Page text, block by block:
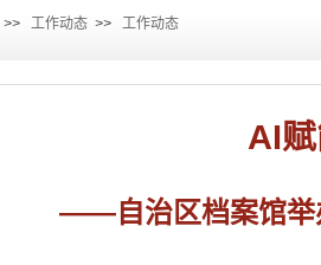
>> 工作动态 >> 工作动态
AI
——自治区档案馆举